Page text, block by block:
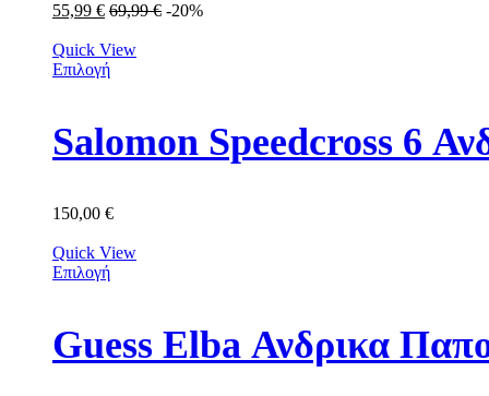
55,99 € 69,99€ -20%
Quick View
Επιλογή
Salomon Speedcross 6
150,00 €
Quick View
Επιλογή
Guess Elba Ανδρικα